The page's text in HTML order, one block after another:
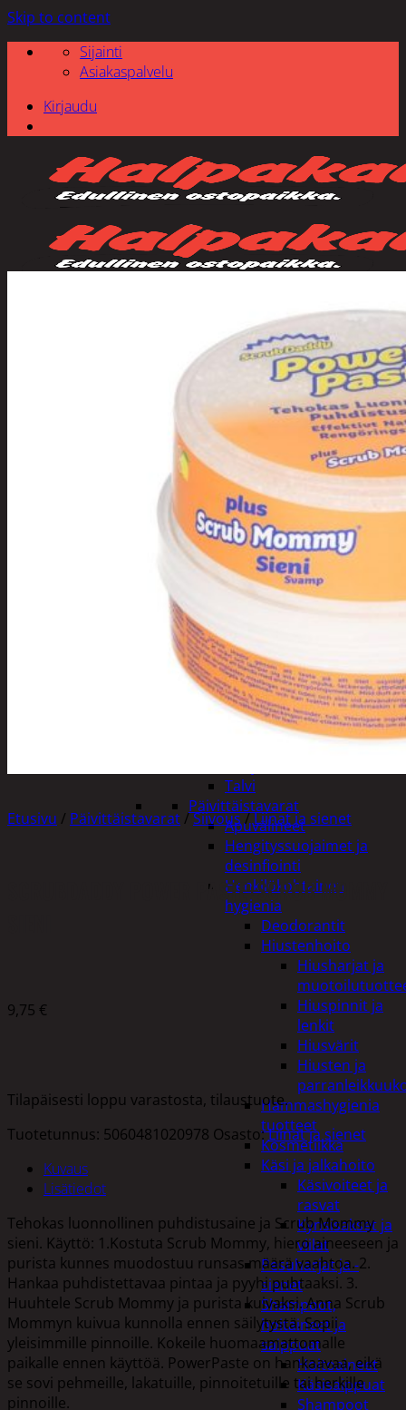
Skip to content
Sijainti
Asiakaspalvelu
Kirjaudu
Tuotevalikoima
Poistotuotteet
Kausituotteet
Joulu
Joulu- ja kausivalot
Eläimet ja
tontut
Kyntteliköt
Valoketjut ja
kuusenvalot
asetelmat
Tontut ja
muut
Joulutekstiilit
Talvi
Päivittäistavarat
Apuvälineet
Hengityssuojaimet ja
desinfiointi
Henkilökohtainen
hygienia
Deodorantit
Hiustenhoito
Hiusharjat ja
Hiuspinnit ja
lenkit
Hiusvärit
Hiusten ja
Hammashygienia
tuotteet
Kosmetiikka
Käsi ja jalkahoito
Käsivoiteet ja
rasvat
Kynsisakset ja
viilat
Pesuharjat ja -
sienet
Shampoot,
hoitaineet ja
saippuat
Hoitoaineet
Käsisaippuat
Shampoot
Etusivu / Päivittäistavarat /Siivous/Liinat ja sienet
SCRUBDADDY POWER PASTE+SCRUB MOMMY
9,75 €
Tilapäisesti loppu varastosta, tilaustuote.
Tuotetunnus: 5060481020978 Osasto:Liinat ja sienet
Kuvaus
Lisätiedot
Tehokas luonnollinen puhdistusaine ja Scrub Mommy
sieni. Käyttö: 1.Kostuta Scrub Mommy, hiero aineeseen ja
purista kunnes muodostuu runsas määrä vaahtoa. 2.
Hankaa puhdistettavaa pintaa ja pyyhi puhtaaksi. 3.
Huuhtele Scrub Mommy ja purista kuivaksi. Anna Scrub
Mommyn kuivua kunnolla ennen säilytystä. Sopii
yleisimmille pinnoille. Kokeile huomaamattomalle
paikalle ennen käyttöä. PowerPaste on hankaavaa, eikä
se sovi pehmeille, lakatuille, pinnoitetuille tai herkille
pinnoille.